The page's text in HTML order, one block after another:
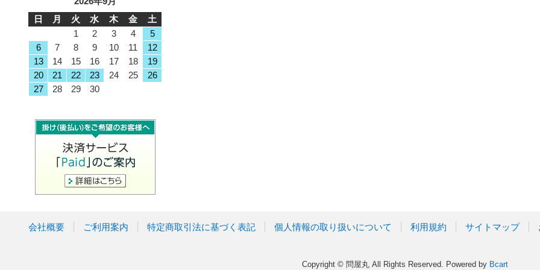
日
月 火 水 木 金
土
1
2 3 4
5
6
7 8 9 10 11
12
13
14 15 16 17 18
19
20
21 22 23 24 25
26
27
28 29 30
会社概要 ご利用案内 特定商取引法に基づく表記 個人情報の取り扱いについて 利用規約 サイトマップ
Copyright © 問屋丸 All Rights Reserved. Powered by Bcart